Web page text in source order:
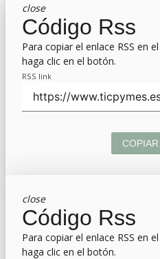
close
Código Rss
Para copiar el enlace RSS en
haga clic en el botón.
RSS link
close
Código Rss
Para copiar el enlace RSS en
haga clic en el botón.